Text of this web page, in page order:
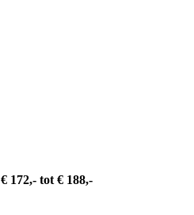
€ 172,- tot € 188,-